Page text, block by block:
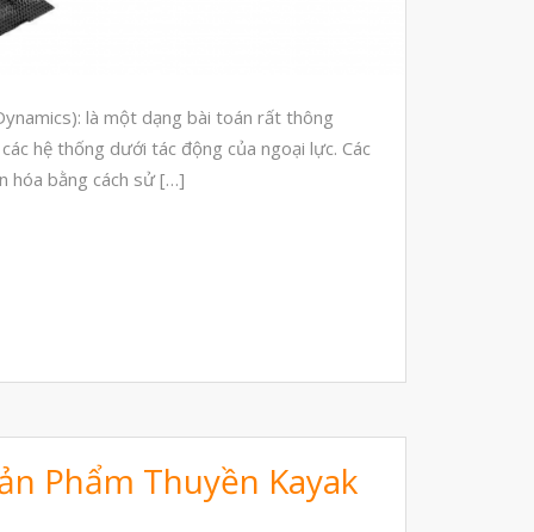
phun hạt mài chi tiết in 3D
Tháng Tư 2026
Tháng Hai 2026
Tháng Một 2026
là một dạng bài toán rất thông
hệ thống dưới tác động của ngoại lực. Các
hóa bằng cách sử […]
Phẩm Thuyền Kayak